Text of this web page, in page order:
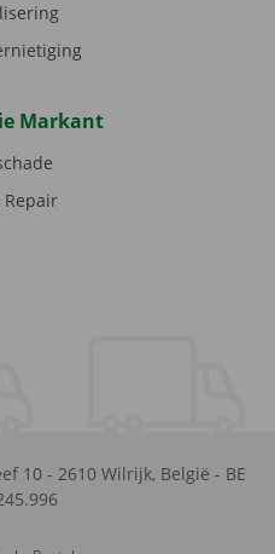
Markant
Repair
10 - 2610 Wilrijk, België - BE